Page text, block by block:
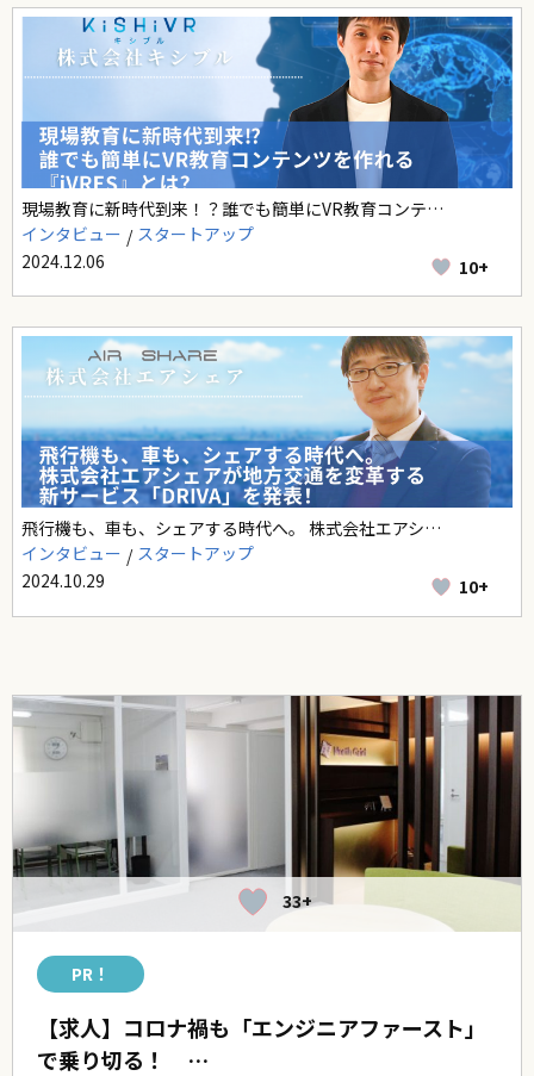
現場教育に新時代到来！？誰でも簡単にVR教育コンテ…
インタビュー
スタートアップ
2024.12.06
10+
飛行機も、車も、シェアする時代へ。 株式会社エアシ…
インタビュー
スタートアップ
2024.10.29
10+
33+
PR！
【求人】コロナ禍も「エンジニアファースト」
で乗り切る！ …